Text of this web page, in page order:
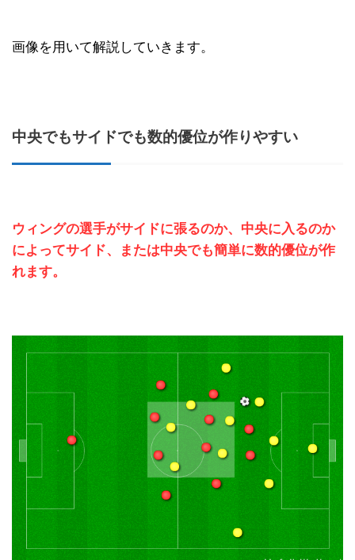
画像を用いて解説していきます。
中央でもサイドでも数的優位が作りやすい
ウィングの選手がサイドに張るのか、中央に入るのか
によってサイド、または中央でも簡単に数的優位が作
れます。